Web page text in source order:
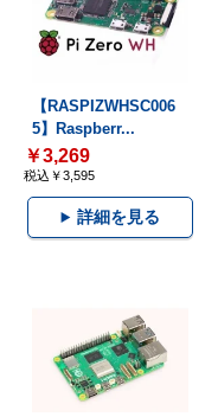
【RASPIZWHSC006
5】Raspberr...
￥3,269
税込￥3,595
詳細を見る